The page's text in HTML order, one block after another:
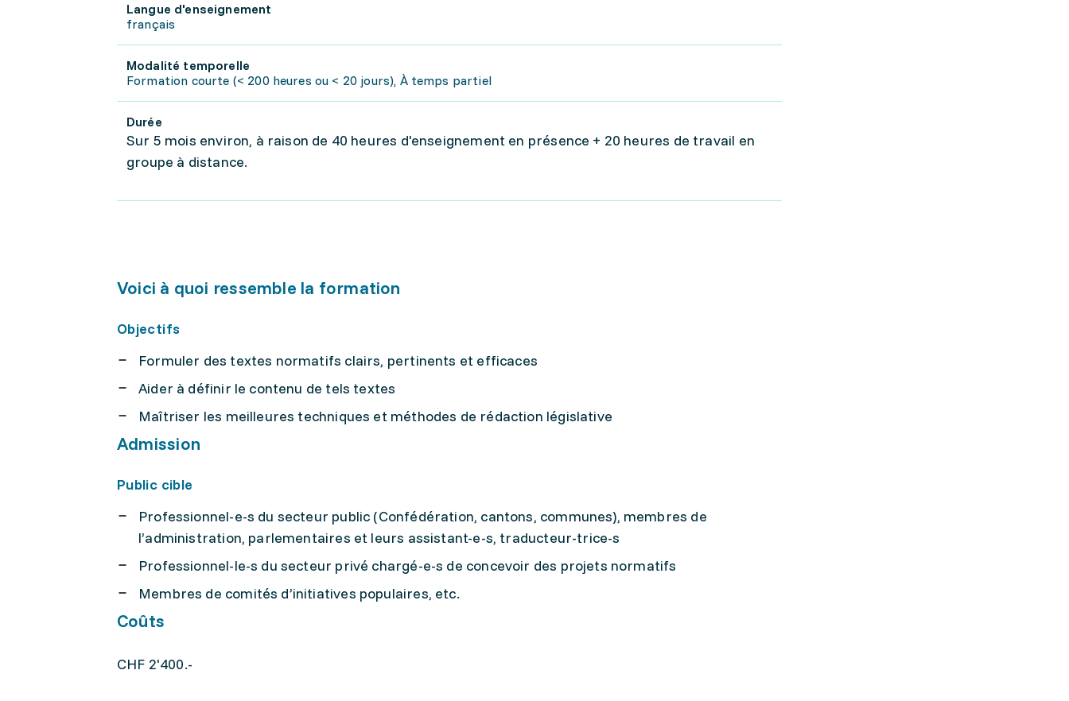
Langue d'enseignement
français
Modalité temporelle
Formation courte (< 200 heures ou < 20 jours), À temps partiel
Durée
Sur 5 mois environ, à raison de 40 heures d'enseignement en présence + 20 heures de travail en
groupe à distance.
Voici à quoi ressemble la formation
Objectifs
Formuler des textes normatifs clairs, pertinents et efficaces
Aider à définir le contenu de tels textes
Maîtriser les meilleures techniques et méthodes de rédaction législative
Admission
Public cible
Professionnel-e-s du secteur public (Confédération, cantons, communes), membres de
l’administration, parlementaires et leurs assistant-e-s, traducteur-trice-s
Professionnel-le-s du secteur privé chargé-e-s de concevoir des projets normatifs
Membres de comités d’initiatives populaires, etc.
Coûts
CHF 2'400.-